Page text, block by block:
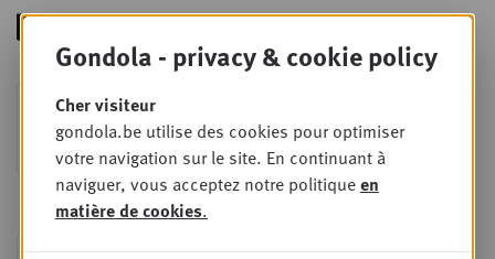
MER
9
Foodservice - Joint
business planning
Intro to Negotiation: Succes aan de
onderhandelingstafel is geen toeval!
Gondola - privacy & cookie policy
Cher visiteur
gondola.be utilise des cookies pour optimiser
votre navigation sur le site. En continuant à
naviguer, vous acceptez notre politiqueen
matière de cookies.